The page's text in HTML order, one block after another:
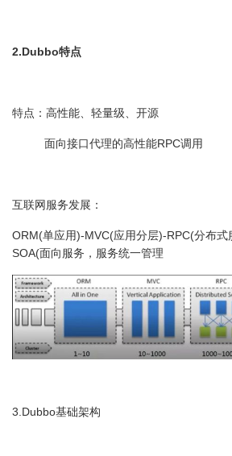
2.Dubbo特点
特点：高性能、轻量级、开源
面向接口代理的高性能RPC调用
互联网服务发展：
ORM(单应用)-MVC(应用分层)-RPC(分布
SOA(面向服务，服务统一管理
3.Dubbo基础架构